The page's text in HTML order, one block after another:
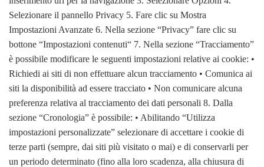
Selezionare il pannello Privacy 5. Fare clic su Mostra
Impostazioni Avanzate 6. Nella sezione “Privacy” fare clic su
bottone “Impostazioni contenuti“ 7. Nella sezione “Tracciamento”
è possibile modificare le seguenti impostazioni relative ai cookie: •
Richiedi ai siti di non effettuare alcun tracciamento • Comunica ai
siti la disponibilità ad essere tracciato • Non comunicare alcuna
preferenza relativa al tracciamento dei dati personali 8. Dalla
sezione “Cronologia” è possibile: • Abilitando “Utilizza
impostazioni personalizzate” selezionare di accettare i cookie di
terze parti (sempre, dai siti più visitato o mai) e di conservarli per
un periodo determinato (fino alla loro scadenza, alla chiusura di